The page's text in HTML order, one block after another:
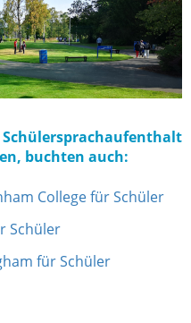
buchten auch:
College für Schüler
Schüler
für Schüler